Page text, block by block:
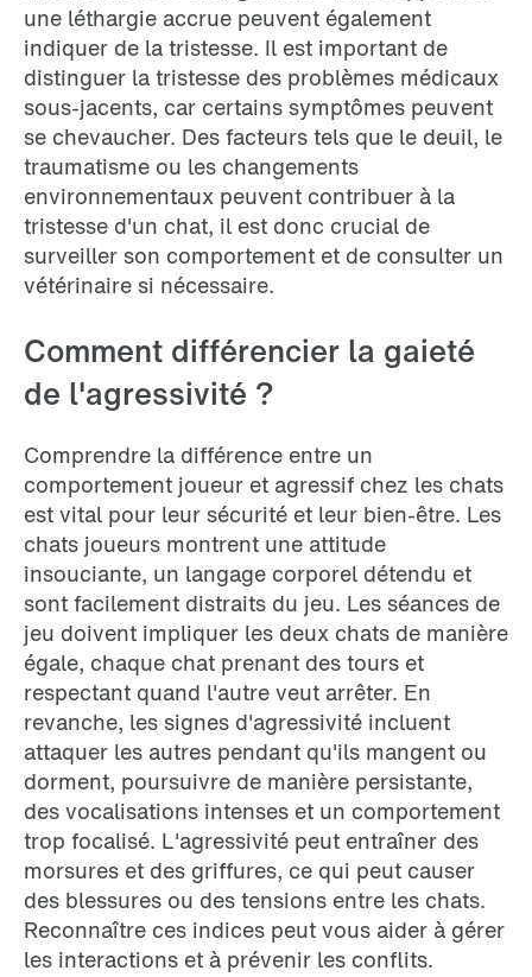
une léthargie accrue peuvent également
indiquer de la tristesse. Il est important de
distinguer la tristesse des problèmes médicaux
sous-jacents, car certains symptômes peuvent
se chevaucher. Des facteurs tels que le deuil, le
traumatisme ou les changements
environnementaux peuvent contribuer à la
tristesse d'un chat, il est donc crucial de
surveiller son comportement et de consulter un
vétérinaire si nécessaire.
Comment différencier la gaieté
de l'agressivité ?
Comprendre la différence entre un
comportement joueur et agressif chez les chats
est vital pour leur sécurité et leur bien-être. Les
chats joueurs montrent une attitude
insouciante, un langage corporel détendu et
sont facilement distraits du jeu. Les séances de
jeu doivent impliquer les deux chats de manière
égale, chaque chat prenant des tours et
respectant quand l'autre veut arrêter. En
revanche, les signes d'agressivité incluent
attaquer les autres pendant qu'ils mangent ou
dorment, poursuivre de manière persistante,
des vocalisations intenses et un comportement
trop focalisé. L'agressivité peut entraîner des
morsures et des griffures, ce qui peut causer
des blessures ou des tensions entre les chats.
Reconnaître ces indices peut vous aider à gérer
les interactions et à prévenir les conflits.